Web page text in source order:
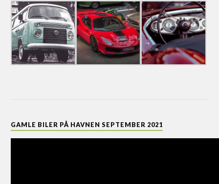
GAMLE BILER PÅ HAVNEN SEPTEMBER 2021